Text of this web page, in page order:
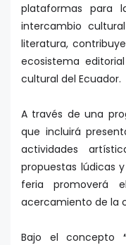
plataformas para
intercambio
literatura,
ecosistema
cultural del Ecuador.
A través de una
que incluirá
actividades
propuestas lúdicas
feria promoverá
acercamiento de la
Bajo el concepto